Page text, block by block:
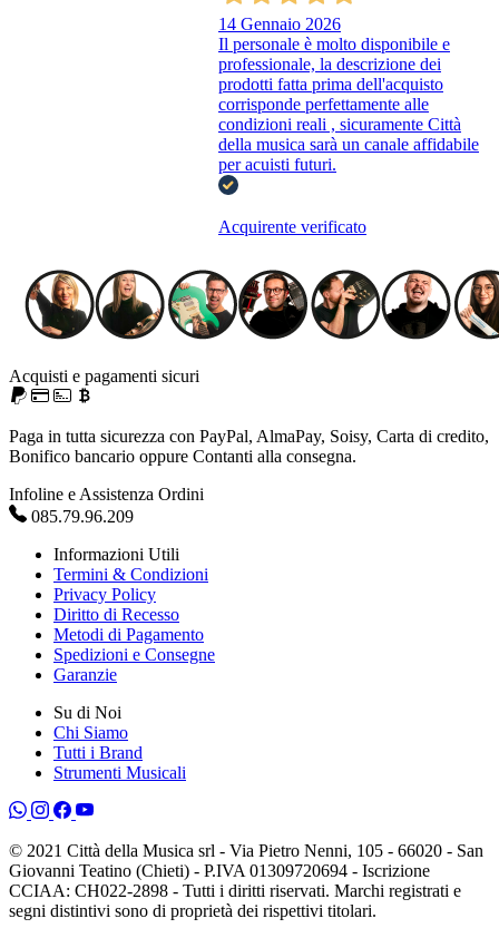
14 Gennaio 2026
Il personale è molto disponibile e
professionale, la descrizione dei
prodotti fatta prima dell'acquisto
corrisponde perfettamente alle
condizioni reali , sicuramente Città
della musica sarà un canale affidabile
per acuisti futuri.
Acquirente verificato
Acquisti e pagamenti sicuri
Paga in tutta sicurezza con PayPal, AlmaPay, Soisy, Carta di credito,
Bonifico bancario oppure Contanti alla consegna.
Infoline e Assistenza Ordini
085.79.96.209
Informazioni Utili
Termini & Condizioni
Privacy Policy
Diritto di Recesso
Metodi di Pagamento
Spedizioni e Consegne
Garanzie
Su di Noi
Chi Siamo
Tutti i Brand
Strumenti Musicali
© 2021 Città della Musica srl - Via Pietro Nenni, 105 - 66020 - San
Giovanni Teatino (Chieti) - P.IVA 01309720694 - Iscrizione
CCIAA: CH022-2898 - Tutti i diritti riservati. Marchi registrati e
segni distintivi sono di proprietà dei rispettivi titolari.